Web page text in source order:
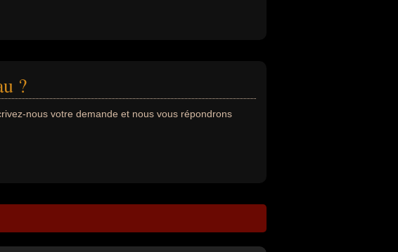
?
nous votre demande et nous vous répondrons